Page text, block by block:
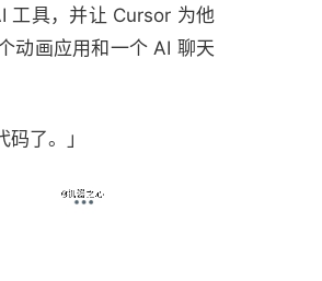
工具，并让 Cursor 为他
动画应用和一个 AI 聊天
了。」